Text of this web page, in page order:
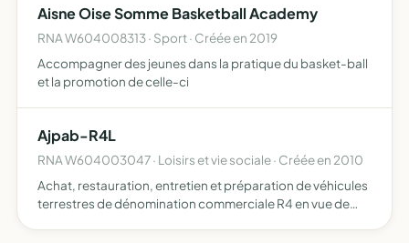
compagnie a…
Aisne Oise Somme Basketball Academy
RNA W604008313 · Sport · Créée en 2019
Accompagner des jeunes dans la pratique du basket-ball
et la promotion de celle-ci
Ajpab-R4L
RNA W604003047 · Loisirs et vie sociale · Créée en 2010
Achat, restauration, entretien et préparation de véhicules
terrestres de dénomination commerciale R4 en vue de